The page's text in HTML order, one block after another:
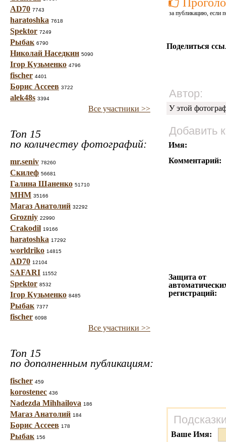
AD70 7743
haratoshka 7618
Spektor 7249
Рыбак 6790
Николай Наседкин 5090
Ігор Кузьменко 4796
fischer 4401
Борис Ассеев 3722
alek48s 3394
Все участники >>
Топ 15
по количеству фотографий:
mr.seniv 78260
Скилеф 56681
Галина Шаненко 51710
МНМ 35166
Магаз Анатолий 32292
Grozniy 22990
Crakodil 19166
haratoshka 17292
worldriko 14815
AD70 12104
SAFARI 11552
Spektor 8532
Ігор Кузьменко 8485
Рыбак 7377
fischer 6098
Все участники >>
Топ 15
по дополненным публикациям:
fischer 459
korostenec 436
Nadezda Mihhailova 186
Магаз Анатолий 184
Борис Ассеев 178
Рыбак 156
за публикацию, если
Поделиться
Автор:
У этой
Добавить
Имя:
Комментарий:
Защита от
регистраций:
Ваше Имя: